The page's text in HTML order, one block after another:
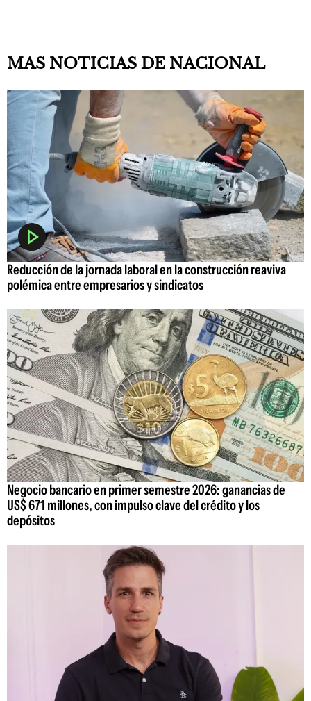
MAS NOTICIAS DE NACIONAL
Reducción de la jornada laboral en la construcción reaviva
polémica entre empresarios y sindicatos
Negocio bancario en primer semestre 2026: ganancias de
US$ 671 millones, con impulso clave del crédito y los
depósitos